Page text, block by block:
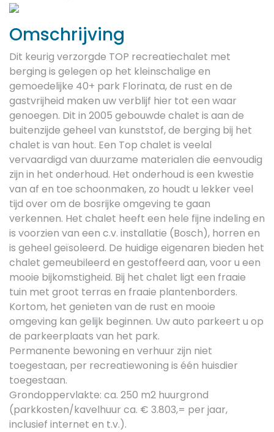
Omschrijving
Dit keurig verzorgde TOP recreatiechalet met
berging is gelegen op het kleinschalige en
gemoedelijke 40+ park Florinata, de rust en de
gastvrijheid maken uw verblijf hier tot een waar
genoegen. Dit in 2005 gebouwde chalet is aan de
buitenzijde geheel van kunststof, de berging bij het
chalet is van hout. Een Top chalet is veelal
vervaardigd van duurzame materialen die eenvoudig
zijn in het onderhoud. Het onderhoud is een kwestie
van af en toe schoonmaken, zo houdt u lekker veel
tijd over om de bosrijke omgeving te gaan
verkennen. Het chalet heeft een hele fijne indeling en
is voorzien van een c.v. installatie (Bosch), horren en
is geheel geïsoleerd. De huidige eigenaren bieden het
chalet gemeubileerd en gestoffeerd aan, voor u een
mooie bijkomstigheid. Bij het chalet ligt een fraaie
tuin met groot terras en fraaie plantenborders.
Kortom, het genieten van de rust en mooie
omgeving kan gelijk beginnen. Uw auto parkeert u op
de parkeerplaats van het park.
Permanente bewoning en verhuur zijn niet
toegestaan, per recreatiewoning is één huisdier
toegestaan.
Grondoppervlakte: ca. 250 m2 huurgrond
(parkkosten/kavelhuur ca. € 3.803,= per jaar,
inclusief internet en t.v.).